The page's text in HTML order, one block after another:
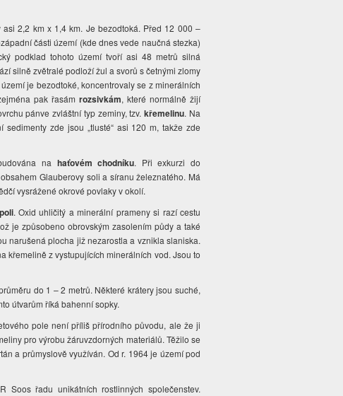
2,2 km x 1,4 km. Je bezodtoká. Před 12 000 –
části území (kde dnes vede naučná stezka)
podklad tohoto území tvoří asi 48 metrů silná
silně zvětralé podloží žul a svorů s četnými zlomy
je bezodtoké, koncentrovaly se z minerálních
pak řasám rozsivkám, které normálně žijí
pánve zvláštní typ zeminy, tzv.křemelinu. Na
zde jsou „tlusté“ asi 120 m, takže zde
na haťovém chodníku. Při exkurzi do
Glauberovy soli a síranu železnatého. Má
vysrážené okrové povlaky v okolí.
. Oxid uhličitý a minerální prameny si razí cestu
je způsobeno obrovským zasolením půdy a také
narušená plocha již nezarostla a vznikla slaniska.
křemelině z vystupujících minerálních vod. Jsou to
do 1 – 2 metrů. Některé krátery jsou suché,
útvarům říká bahenní sopky.
pole není příliš přírodního původu, ale že ji
pro výrobu žáruvzdorných materiálů. Těžilo se
a průmyslově využíván. Od r. 1964 je území pod
řadu unikátních rostlinných společenstev.